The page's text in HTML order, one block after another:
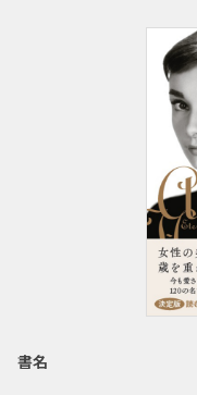
書名